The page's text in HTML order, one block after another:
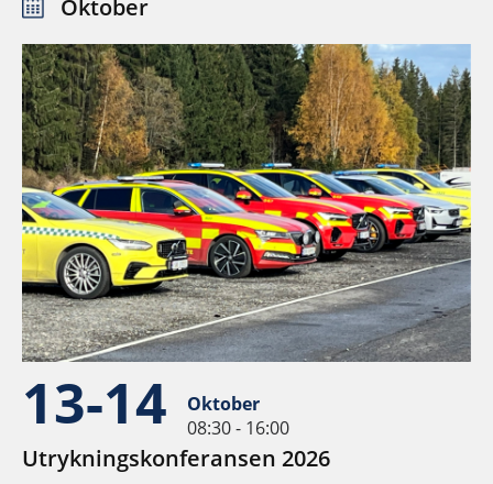
Oktober
13-14
Oktober
08:30 - 16:00
Utrykningskonferansen 2026